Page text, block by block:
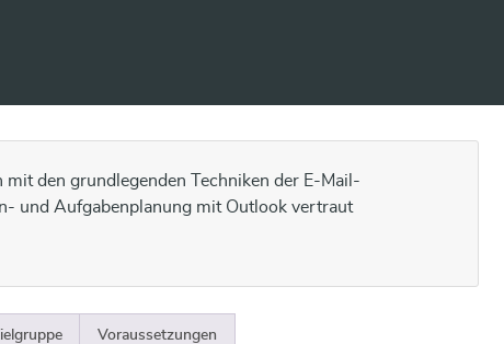
mit den grundlegenden Techniken der E-Mail-
und Aufgabenplanung mit Outlook vertraut
Voraussetzungen